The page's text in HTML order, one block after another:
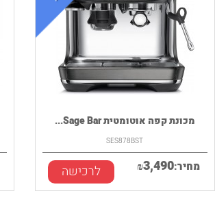
מכונת קפה אוטומטית Sage Bar...
SES878BST
מחיר: ₪3,490 לרכישה